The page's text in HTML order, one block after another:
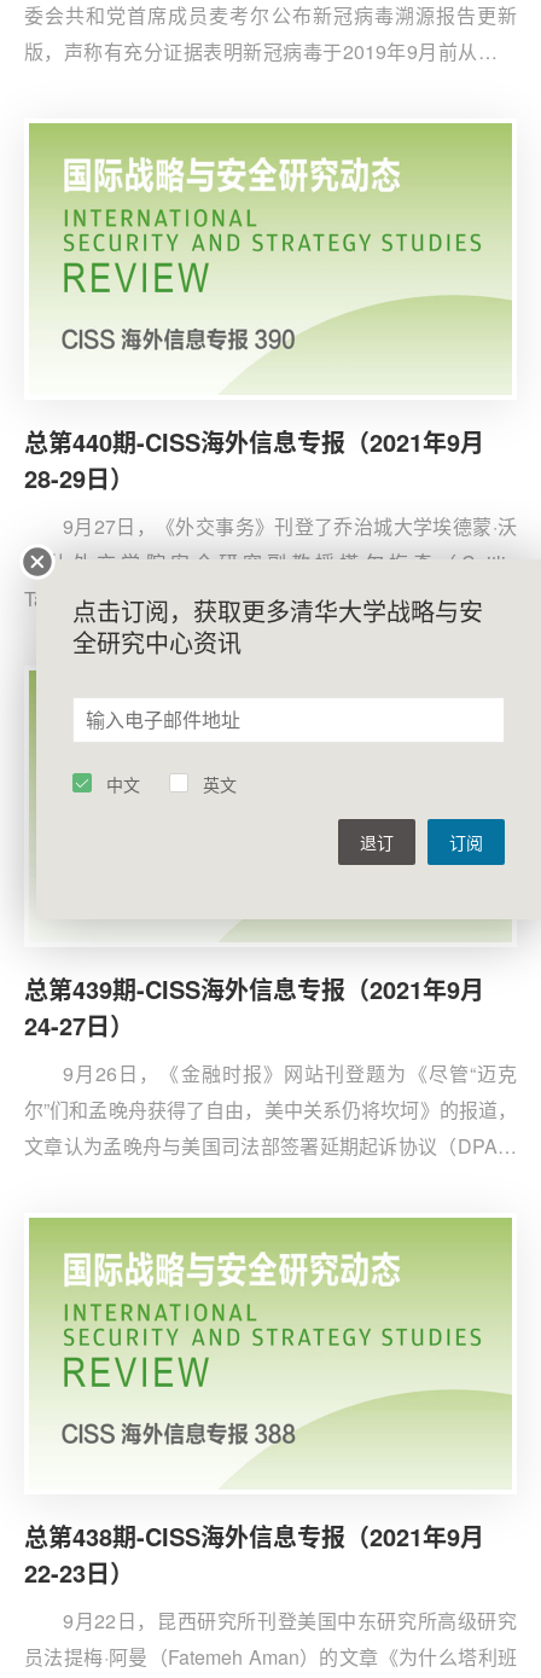
委会共和党首席成员麦考尔公布新冠病毒溯源报告更新
版，声称有充分证据表明新冠病毒于2019年9月前从武汉
总第440期-CISS海外信息专报（2021年9月
28-29日）
9月27日，《外交事务》刊登了乔治城大学埃德蒙·沃
尔什外交学院安全研究副教授塔尔梅奇（Caitlin
Talmadge）的文章《不要唱衰核潜艇交易》。文章指出，
美英澳安全联盟（AUKUS）并不会损害国际核不扩散努
力，核潜艇的交易很可能反而会降低印太地区的核扩散风
险。首先，美国有足够的能力阻止核扩散。
总第439期-CISS海外信息专报（2021年9月
24-27日）
9月26日，《金融时报》网站刊登题为《尽管“迈克
尔”们和孟晚舟获得了自由，美中关系仍将坎坷》的报道，
文章认为孟晚舟与美国司法部签署延期起诉协议（DPA）
总第438期-CISS海外信息专报（2021年9月
22-23日）
9月22日，昆西研究所刊登美国中东研究所高级研究
员法提梅·阿曼（Fatemeh Aman）的文章《为什么塔利班
点击订阅，获取更多清华大学战略与安
全研究中心资讯
中文 英文
订阅
退订